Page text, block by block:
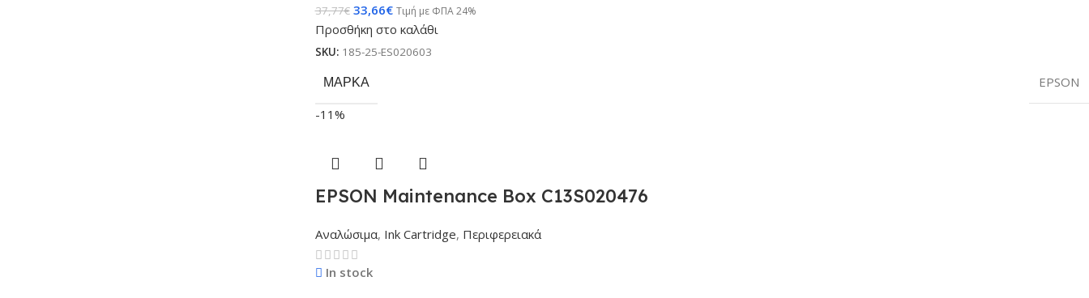
37,77€ 33,66€ Τιμή με ΦΠΑ 24%
Προσθήκη στο καλάθι
SKU: 185-25-ES020603
ΜΆΡΚΑ
EPSON
-11%
EPSON Maintenance Box C13S020476
Αναλώσιμα, Ink Cartridge, Περιφερειακά
In stock